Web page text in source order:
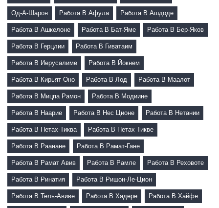
Од-А-Шарон Работа В Афула Работа В Ашдоде
Работа В Ашкелоне Работа В Бат-Яме Работа В Бер-Яков
Работа В Герцлии Работа В Гиватаим
Работа В Иерусалиме Работа В Йокнем
Работа В Кирьят Оно Работа В Лод Работа В Маалот
Работа В Мицпа Рамон Работа В Модиине
Работа В Наарие Работа В Нес Ционе Работа В Нетании
Работа В Петах-Тиква Работа В Петах Тикве
Работа В Раанане Работа В Рамат-Гане
Работа В Рамат Авив Работа В Рамле Работа В Реховоте
Работа В Ринатия Работа В Ришон-Ле-Цион
Работа В Тель-Авиве Работа В Хадере Работа В Хайфе